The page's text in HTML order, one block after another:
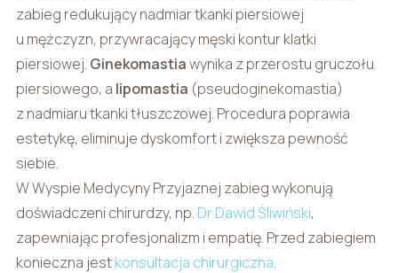
zabieg redukujący nadmiar tkanki piersiowej
u mężczyzn, przywracający męski kontur klatki
piersiowej. Ginekomastiawynika z przerostu gruczołu
piersiowego, a lipomastia (pseudoginekomastia)
z nadmiaru tkanki tłuszczowej. Procedura poprawia
estetykę, eliminuje dyskomfort i zwiększa pewność
siebie.
W Wyspie Medycyny Przyjaznej zabieg wykonują
doświadczeni chirurdzy, np. Dr Dawid Śliwiński,
zapewniając profesjonalizm i empatię. Przed zabiegiem
konieczna jestkonsultacja chirurgiczna.